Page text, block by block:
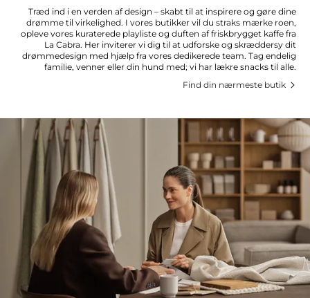
Træd ind i en verden af design – skabt til at inspirere og gøre dine
drømme til virkelighed. I vores butikker vil du straks mærke roen,
opleve vores kuraterede playliste og duften af friskbrygget kaffe fra
La Cabra. Her inviterer vi dig til at udforske og skræddersy dit
drømmedesign med hjælp fra vores dedikerede team. Tag endelig
familie, venner eller din hund med; vi har lækre snacks til alle.
Find din nærmeste butik